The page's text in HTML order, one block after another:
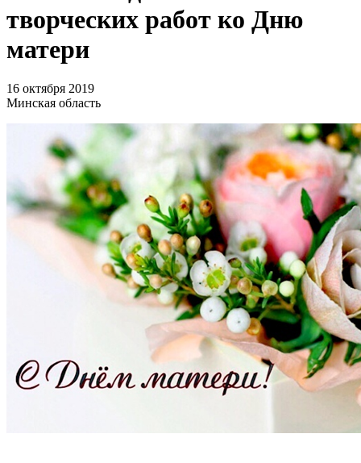
творческих работ ко Дню
матери
16 октября 2019
Минская область